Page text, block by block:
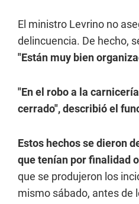
El ministro Levrino no
delincuencia. De hecho,
"Están muy bien
"En el robo a la
cerrado", describió el
Estos hechos se dieron
que tenían por finalidad
que se produjeron los
mismo sábado, antes de